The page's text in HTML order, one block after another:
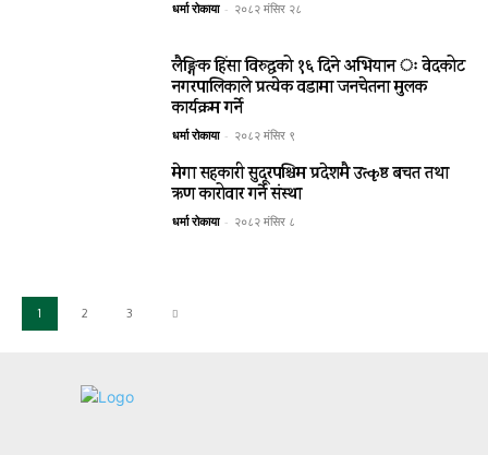
धर्मा रोकाया - २०८२ मंसिर २८
लैङ्गिक हिंसा विरुद्धको १६ दिने अभियान ः वेदकोट
नगरपालिकाले प्रत्येक वडामा जनचेतना मुलक
कार्यक्रम गर्ने
धर्मा रोकाया - २०८२ मंसिर ९
मेगा सहकारी सुदूरपश्चिम प्रदेशमै उत्कृष्ठ बचत तथा
ऋण कारोवार गर्ने संस्था
धर्मा रोकाया - २०८२ मंसिर ८
1 2 3